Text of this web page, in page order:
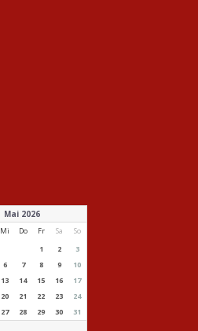
Mai 2026
Mi Do Fr Sa
So
1
2
3
6 7 8 9
10
13 14 15 16
17
20 21 22 23
24
27 28 29 30 31